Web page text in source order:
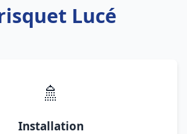
Lucé
🚿
Installation